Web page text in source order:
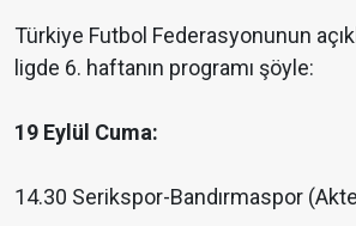
Türkiye Futbol Federasyonunun
ligde 6. haftanın programı şöyle:
19 Eylül Cuma:
14.30 Serikspor-Bandırmaspor